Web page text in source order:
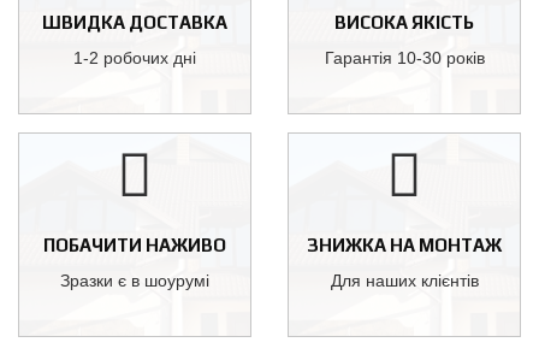
ШВИДКА ДОСТАВКА
1-2 робочих дні
ВИСОКА ЯКІСТЬ
Гарантія 10-30 років
ПОБАЧИТИ НАЖИВО
Зразки є в шоурумі
ЗНИЖКА НА МОНТАЖ
Для наших клієнтів